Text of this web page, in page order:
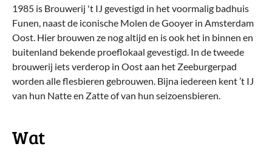
1985 is Brouwerij 't IJ gevestigd in het voormalig badhuis
Funen, naast de iconische Molen de Gooyer in Amsterdam
Oost. Hier brouwen ze nog altijd en is ook het in binnen en
buitenland bekende proeflokaal gevestigd. In de tweede
brouwerij iets verderop in Oost aan het Zeeburgerpad
worden alle flesbieren gebrouwen. Bijna iedereen kent ’t IJ
van hun Natte en Zatte of van hun seizoensbieren.
Wat